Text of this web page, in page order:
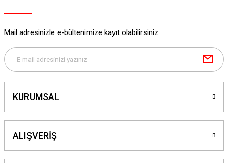
Mail adresinizle e-bültenimize kayıt olabilirsiniz.
KURUMSAL
ALIŞVERİŞ